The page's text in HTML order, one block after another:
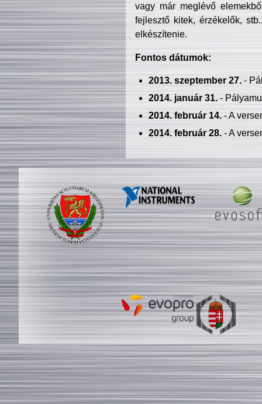
vagy már meglévő
fejlesztő kitek, érzékelők,
elkészítenie.
Fontos dátumok:
2013. szeptember 27.-
2014. január 31.-
2014. február 14.- A
2014. február 28.- A